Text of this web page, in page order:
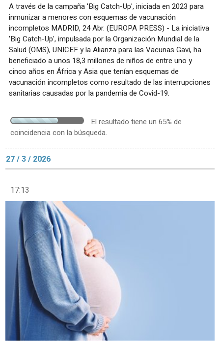
A través de la campaña 'Big Catch-Up', iniciada en 2023 para
inmunizar a menores con esquemas de vacunación
incompletos MADRID, 24 Abr. (EUROPA PRESS) - La iniciativa
'Big Catch-Up', impulsada por la Organización Mundial de la
Salud (OMS), UNICEF y la Alianza para las Vacunas Gavi, ha
beneficiado a unos 18,3 millones de niños de entre uno y
cinco años en África y Asia que tenían esquemas de
vacunación incompletos como resultado de las interrupciones
sanitarias causadas por la pandemia de Covid-19.
El resultado tiene un 65% de
coincidencia con la búsqueda.
27 / 3 / 2026
17:13